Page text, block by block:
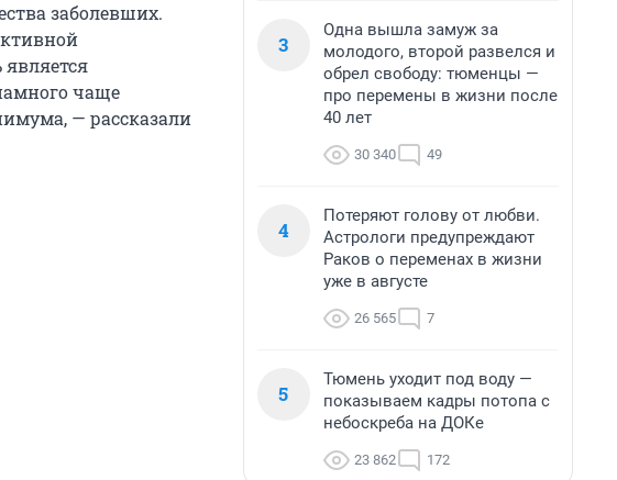
заболевших.
чаще
— рассказали
3
Одна вышла замуж за
молодого, второй развелся и
обрел свободу: тюменцы —
про перемены в жизни после
40 лет
30 340 49
4
Потеряют голову от любви.
Астрологи предупреждают
Раков о переменах в жизни
уже в августе
26 565 7
5
Тюмень уходит под воду —
показываем кадры потопа с
небоскреба на ДОКе
23 862 172